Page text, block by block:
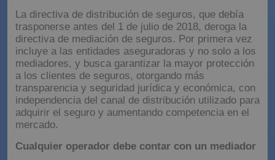
La directiva de distribución de seguros, que debía
trasponerse antes del 1 de julio de 2018, deroga la
directiva de mediación de seguros. Por primera vez
incluye a las entidades aseguradoras y no solo a los
mediadores, y busca garantizar la mayor protección
a los clientes de seguros, otorgando más
transparencia y seguridad jurídica y económica, con
independencia del canal de distribución utilizado para
adquirir el seguro y aumentando competencia en el
mercado.
Cualquier operador debe contar con un mediador